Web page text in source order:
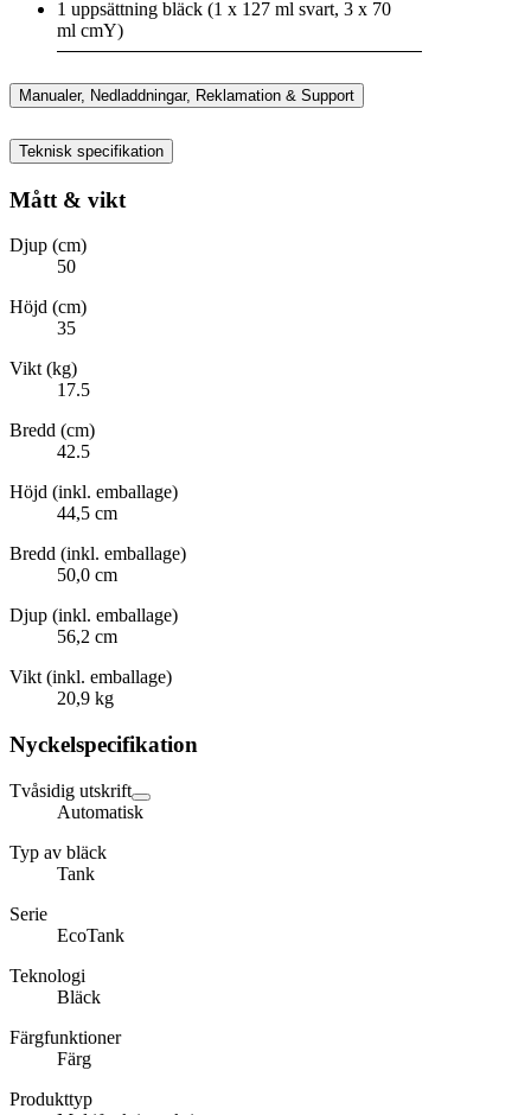
1 uppsättning bläck (1 x 127 ml svart, 3 x 70
ml cmY)
Manualer, Nedladdningar, Reklamation & Support
Teknisk specifikation
Mått & vikt
Djup (cm)
50
Höjd (cm)
35
Vikt (kg)
17.5
Bredd (cm)
42.5
Höjd (inkl. emballage)
44,5 cm
Bredd (inkl. emballage)
50,0 cm
Djup (inkl. emballage)
56,2 cm
Vikt (inkl. emballage)
20,9 kg
Nyckelspecifikation
Tvåsidig utskrift
Automatisk
Typ av bläck
Tank
Serie
EcoTank
Teknologi
Bläck
Färgfunktioner
Färg
Produkttyp